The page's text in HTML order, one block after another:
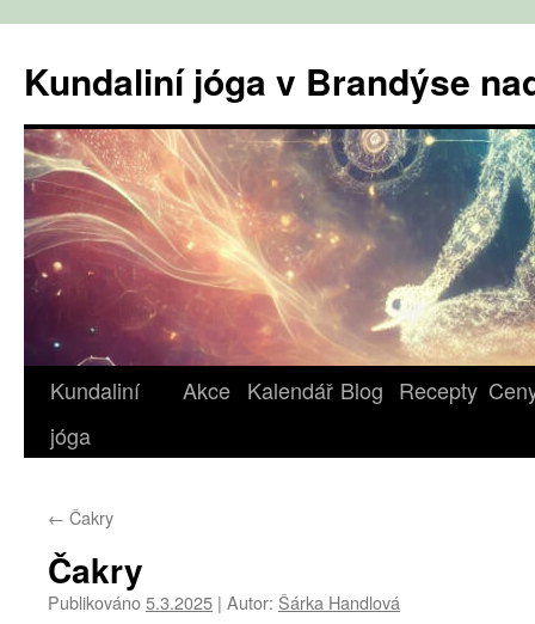
obsahu
webu
Kundaliní jóga v Brandýse
Kundaliní
jóga
Akce Kalendář Blog Recepty
← Čakry
Čakry
Publikováno5.3.2025 | Autor: Šárka Handlová